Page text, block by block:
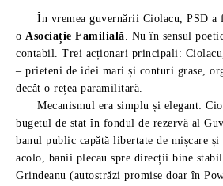
În vremea guvernării Ciolacu, PSD a
o Asociație Familială. Nu în sensul
contabil. Trei acționari principali:
– prieteni de idei mari și conturi grase,
decât o rețea paramilitară.
Mecanismul era simplu și elegant:
bugetul de stat în fondul de rezervă al
banul public capătă libertate de mișcare
acolo, banii plecau spre direcții bine
Grindeanu (autostrăzi promise doar în